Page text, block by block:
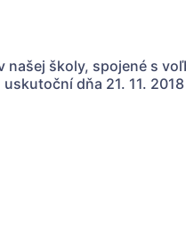
školy, spojené s
dňa 21. 11.